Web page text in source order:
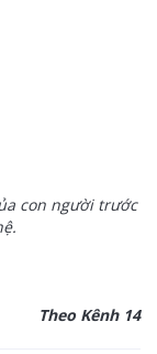
con người trước
Theo Kênh 14